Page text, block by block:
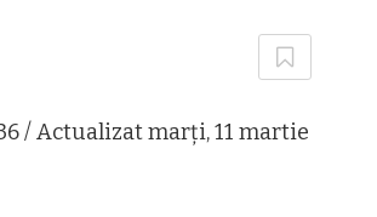
/ Actualizat marți, 11 martie